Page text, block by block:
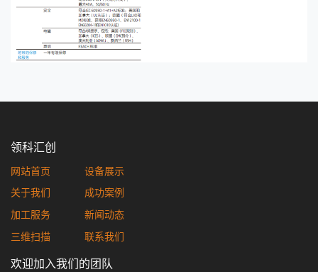
领科汇创
网站首页
关于我们
加工服务
三维扫描
设备展示
成功案例
新闻动态
联系我们
欢迎加入我们的团队